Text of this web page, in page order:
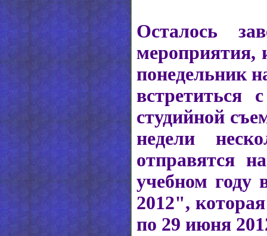
Осталось
мероприятия,
понедельник
встретиться
студийной
недели
отправятся
учебном
2012",
по 29 июня